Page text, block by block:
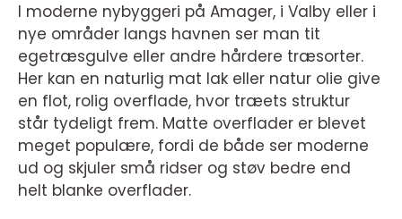
I moderne nybyggeri på Amager, i Valby eller i
nye områder langs havnen ser man tit
egetræsgulve eller andre hårdere træsorter.
Her kan en naturlig mat lak eller natur olie give
en flot, rolig overflade, hvor træets struktur
står tydeligt frem. Matte overflader er blevet
meget populære, fordi de både ser moderne
ud og skjuler små ridser og støv bedre end
helt blanke overflader.